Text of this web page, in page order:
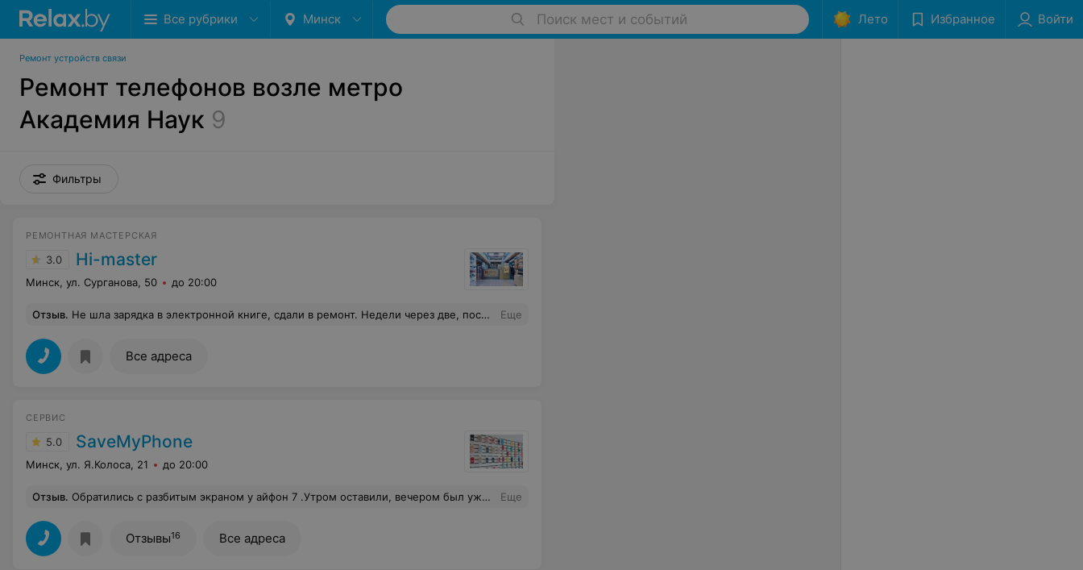
Все рубрики Минск Поиск мест и событий Лето Избранное Войти
Ремонт устройств связи
Ремонт телефонов возле метро
Академия Наук 9
Фильтры
РЕМОНТНАЯ МАСТЕРСКАЯ
3.0 Hi-master
Минск, ул. Сурганова, 50 до 20:00
Отзыв. Не шла зарядка в электронной книге, сдали в ремонт. Недели через две, после нескольких звонков книгу отдали. Корпус разворотили, правые кнопки листания страниц перестали работать. Сдали снова, корпус поправили, кнопки сделать не смогли. Пришлось книгу забрать в таком виде, так как уезжали, квитанцию, после повторного ремонта, не отдали. Книгой пользовались редко, зарядили ее раза два-три и зарядка снова сломалась. Гарантию дают месяц и все, ваши проблемы. Вывод: потраченные в пустую деньги, время и самое главное нервы. Отвратительная мастерская. Зайду еще раз и потребую книгу жалоб. Еще
Все адреса
СЕРВИС
5.0 SaveMyPhone
Минск, ул. Я.Колоса, 21 до 20:00
Отзыв. Обратились с разбитым экраном у айфон 7 .Утром оставили, вечером был уже готов! Отличный сервис,рекомендую! Еще
Отзывы16 Все адреса